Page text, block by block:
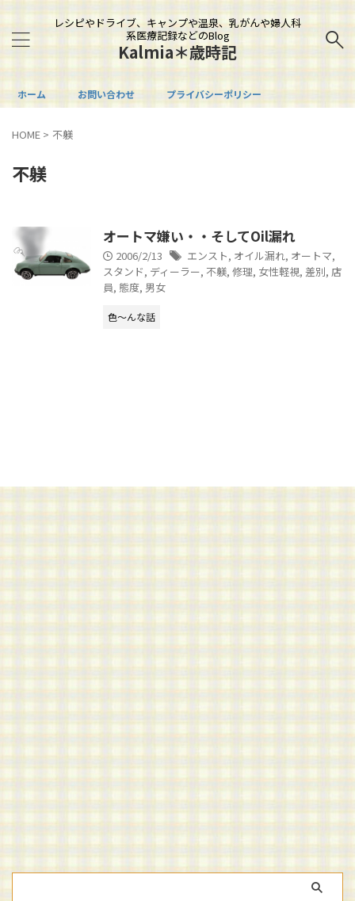
レシピやドライブ、キャンプや温泉、乳がんや婦人科
系医療記録などのBlog
Kalmia＊歳時記
ホーム お問い合わせ プライバシーポリシー
HOME > 不躾
不躾
オートマ嫌い・・そしてOil漏れ
2006/2/13 エンスト, オイル漏れ, オートマ,
スタンド, ディーラー, 不躾, 修理, 女性軽視, 差別, 店
員, 態度, 男女
色～んな話